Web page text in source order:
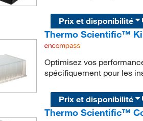
Prix et disponibilité
Thermo Scientific™
Optimisez vos
spécifiquement pour les
Prix et disponibilité
Thermo Scientific™